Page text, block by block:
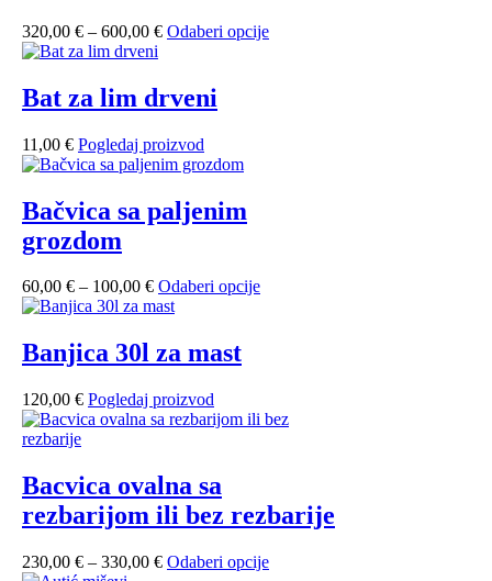
320,00 € – 600,00 €Raspon
320,00 €
do
Odaberi opcijeOvaj
Bat za lim drveni
11,00 € Pogledaj proizvod
Bačvica sa paljenim
grozdom
60,00 € – 100,00 €Raspon
cijena:
60,00 €
do
Odaberi opcijeOvaj
mogu
proizvoda
Banjica 30l za mast
120,00 € Pogledaj proizvod
Bacvica ovalna sa
rezbarijom ili bez rezbarije
230,00 € – 330,00 €Raspon
Odaberi opcijeOvaj